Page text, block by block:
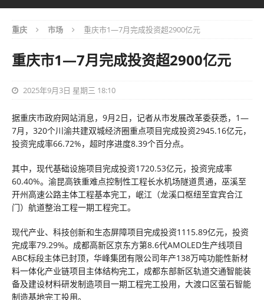
重庆 市场 重庆市1—7月完成投资超2900亿元
重庆市1—7月完成投资超2900亿元
2025年9月3日 星期三 18:10
据重庆市政府网站消息，9月2日，记者从市发展改革委获悉，1—
7月，320个川渝共建双城经济圈重点项目完成投资2945.16亿元，
投资完成率66.72%，超时序进度8.39个百分点。
其中，现代基础设施项目完成投资1720.53亿元，投资完成率
60.40%。渝昆高铁重难点控制性工程长水机场隧道贯通，巫溪至
开州高速公路主体工程基本完工，岷江（龙溪口枢纽至宜宾合江
门）航道整治工程一期工程完工。
现代产业、科技创新和生态屏障项目完成投资1115.89亿元，投资
完成率79.29%。成都高新区京东方第8.6代AMOLED生产线项目
ABC标段主体已封顶，华峰集团有限公司年产138万吨功能性新材
料一体化产业链项目主体结构完工，成都东部新区轨道交通智能装
备及建设材料研发制造项目一期工程完工投用，大渡口区萤石智能
制造基地完工投用。